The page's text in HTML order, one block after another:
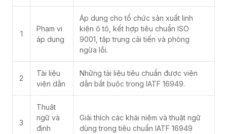
1
Phạm vi
áp dụng
Áp dụng cho tổ chức sản xuất linh
kiện ô tô, kết hợp tiêu chuẩn ISO
9001, tập trung cải tiến và phòng
ngừa lỗi.
2
Tài liệu
viện dẫn
Những tài liệu tiêu chuẩn được viện
dẫn bắt buộc trong IATF 16949.
3
Thuật
ngữ và
định
Giải thích các khái niệm và thuật ngữ
dùng trong tiêu chuẩn IATF 16949